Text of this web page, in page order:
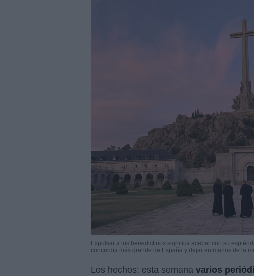
Expulsar a los benedictinos significa acabar con su
concordia más grande de España y dejar en manos de la
Los hechos: esta semana varios